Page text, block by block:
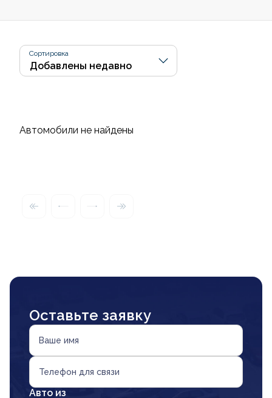
Сортировка
Автомобили не найдены
Оставьте заявку
Ваше имя
Телефон для связи
Авто из